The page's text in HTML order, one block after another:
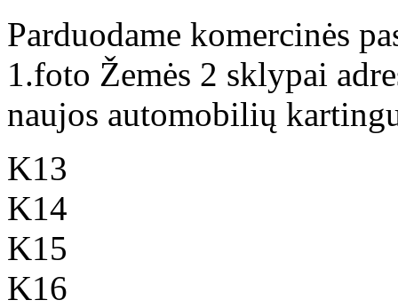
Parduodame komercinės
1.foto Žemės 2 sklypai
naujos automobilių
K13
K14
K15
K16